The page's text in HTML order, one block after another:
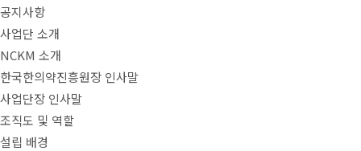
공지사항
사업단 소개
NCKM 소개
한국한의약진흥원장 인사말
사업단장 인사말
조직도 및 역할
설립 배경